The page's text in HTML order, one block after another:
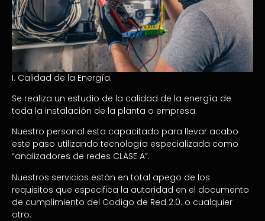
I. Calidad de la Energía.
Se realiza un estudio de la calidad de la energía de
toda la instalación de la planta o empresa.
Nuestro personal esta capacitado para llevar acabo
este paso utilizando tecnología especializada como
“analizadores de redes CLASE A”.
Nuestros servicios están en total apego de los
requisitos que especifica la autoridad en el documento
de cumplimiento del Codigo de Red 2.0. o cualquier
otro.